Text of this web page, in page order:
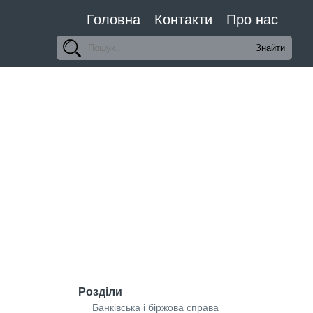
Головна Контакти Про нас
Розділи
Банківська і біржова справа